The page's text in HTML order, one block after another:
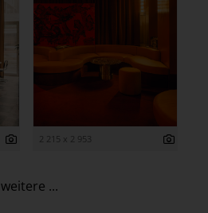
2 215 x 2 953
weitere ...